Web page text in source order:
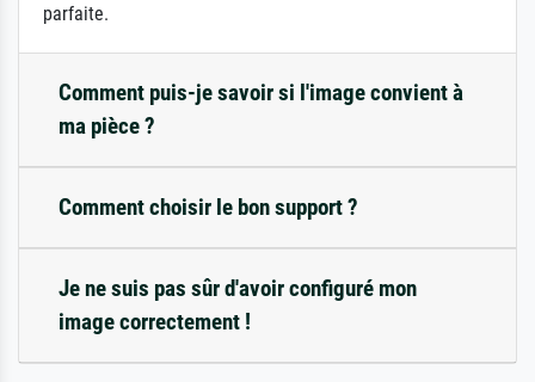
parfaite.
Comment puis-je savoir si l'image convient à
ma pièce ?
Comment choisir le bon support ?
Je ne suis pas sûr d'avoir configuré mon
image correctement !